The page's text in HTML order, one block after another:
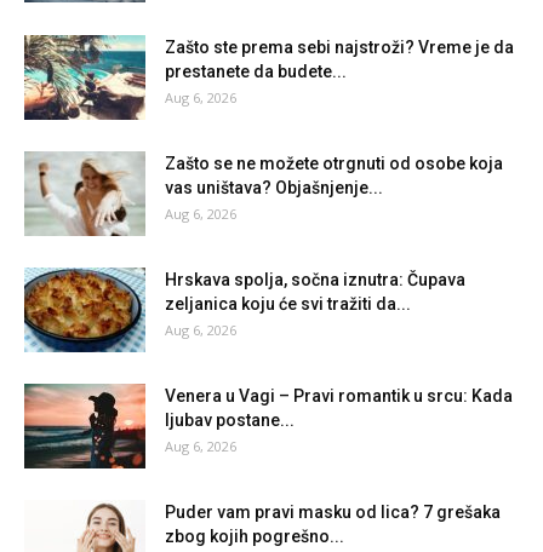
Zašto ste prema sebi najstroži? Vreme je da
prestanete da budete...
Aug 6, 2026
Zašto se ne možete otrgnuti od osobe koja
vas uništava? Objašnjenje...
Aug 6, 2026
Hrskava spolja, sočna iznutra: Čupava
zeljanica koju će svi tražiti da...
Aug 6, 2026
Venera u Vagi – Pravi romantik u srcu: Kada
ljubav postane...
Aug 6, 2026
Puder vam pravi masku od lica? 7 grešaka
zbog kojih pogrešno...